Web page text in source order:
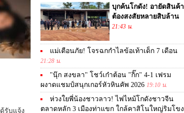
รับแจ้ง
บุกค้นโกดัง! อายัดสินค้า
ต้องสงสัยหลายสิบล้าน
21:43 น.
แม่เตือนภัย! โจรฉกกำไลข้อเท้าเด็ก 7 เดือน
21:28 น.
"นุ๊ก สงขลา" โชว์เก๋าต้อน "กิ๊ก" 4-1 เฟรม
ผงาดแชมป์สนุกเกอร์หัวหินคัพ 2026 19:10 น.
ห่วงใยพี่น้องชาวลาว! ไฟไหม้โกดังชาวจีน
ตลาดหลัก 3 เมืองท่าแขก ใกล้คาสิโนใหญ่ริมโขง